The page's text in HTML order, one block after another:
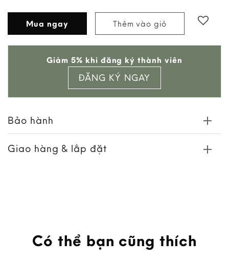
Mua ngay Thêm vào giỏ
wishlist
Giảm 5% khi đăng ký thành viên
ĐĂNG KÝ NGAY
Bảo hành
Giao hàng & lắp đặt
Có thể bạn cũng thích